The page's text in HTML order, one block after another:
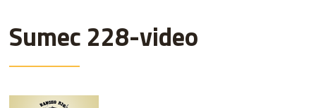
Sumec 228-video